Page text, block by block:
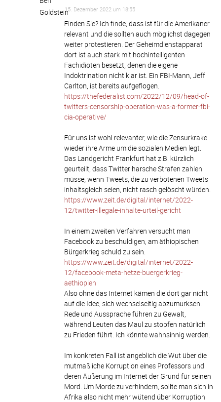
15. Dezember 2022 um 18:55
Finden Sie? Ich finde, dass ist für die Amerikaner
relevant und die sollten auch möglichst dagegen
weiter protestieren. Der Geheimdienstapparat
dort ist auch stark mit hochintelligenten
Fachidioten besetzt, denen die eigene
Indoktrination nicht klar ist. Ein FBI-Mann, Jeff
Carlton, ist bereits aufgeflogen.
https://thefederalist.com/2022/12/09/head-of-
twitters-censorship-operation-was-a-former-fbi-
cia-operative/
Für uns ist wohl relevanter, wie die Zensurkrake
wieder ihre Arme um die sozialen Medien legt.
Das Landgericht Frankfurt hat z.B. kürzlich
geurteilt, dass Twitter harsche Strafen zahlen
müsse, wenn Tweets, die zu verbotenen Tweets
inhaltsgleich seien, nicht rasch gelöscht würden.
https://www.zeit.de/digital/internet/2022-
12/twitter-illegale-inhalte-urteil-gericht
In einem zweiten Verfahren versucht man
Facebook zu beschuldigen, am äthiopischen
Bürgerkrieg schuld zu sein.
https://www.zeit.de/digital/internet/2022-
12/facebook-meta-hetze-buergerkrieg-
aethiopien
Also ohne das Internet kämen die dort gar nicht
auf die Idee, sich wechselseitig abzumurksen.
Rede und Aussprache führen zu Gewalt,
während Leuten das Maul zu stopfen natürlich
zu Frieden führt. Ich könnte wahnsinnig werden.
Im konkreten Fall ist angeblich die Wut über die
mutmaßliche Korruption eines Professors und
deren Äußerung im Internet der Grund für seinen
Mord. Um Morde zu verhindern, sollte man sich in
Afrika also nicht mehr wütend über Korruption